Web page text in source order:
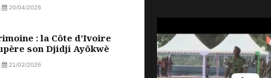
20/04/2026
: la Côte d’Ivoire
son Djidji Ayôkwè
21/02/2026